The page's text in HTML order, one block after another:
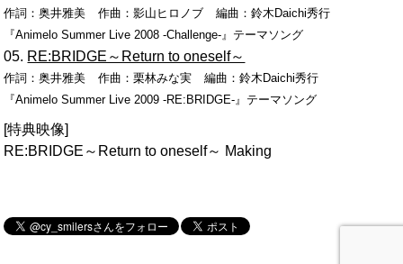
作詞：奥井雅美 作曲：影山ヒロノブ 編曲：鈴木Daichi秀行
『Animelo Summer Live 2008 -Challenge-』テーマソング
RE:BRIDGE～Return to oneself～
作詞：奥井雅美 作曲：栗林みな実 編曲：鈴木Daichi秀行
『Animelo Summer Live 2009 -RE:BRIDGE-』テーマソング
[特典映像]
RE:BRIDGE～Return to oneself～ Making